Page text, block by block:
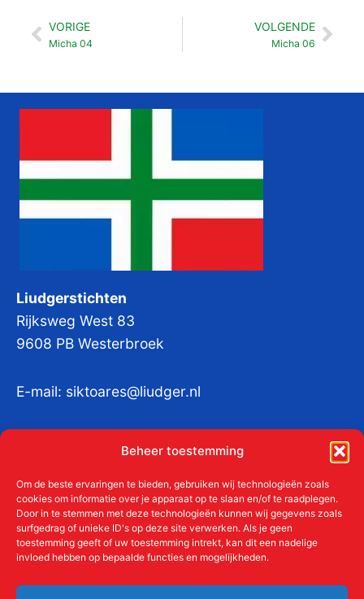
Beheer toestemming
Om de beste ervaringen te bieden, gebruiken wij technologieën zoals
cookies om informatie over je apparaat op te slaan en/of te raadplegen.
Door in te stemmen met deze technologieën kunnen wij gegevens zoals
surfgedrag of unieke ID's op deze site verwerken. Als je geen
toestemming geeft of uw toestemming intrekt, kan dit een nadelige
invloed hebben op bepaalde functies en mogelijkheden.
Vorige
VORIGE
Micha 04
VOLGENDE
Micha 06
Liudgerstichten
Rijksweg West 83
9608 PB Westerbroek
E-mail: siktoares@liudger.nl
KvKnr:41011712
Meer over de Liudgerstichten
Aanmelden als donateur